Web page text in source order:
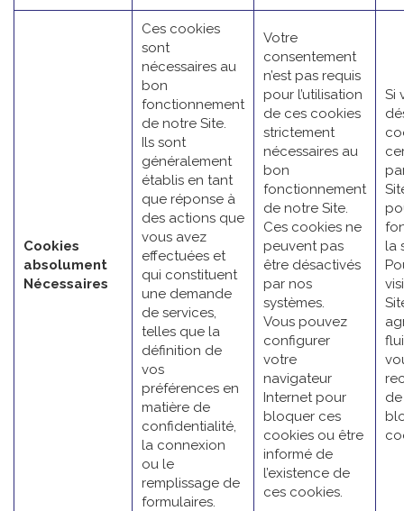
Cookies
absolument
Nécessaires
Ces cookies
sont
nécessaires au
bon
fonctionnement
de notre Site.
Ils sont
généralement
établis en tant
que réponse à
des actions que
vous avez
effectuées et
qui constituent
une demande
de services,
telles que la
définition de
vos
préférences en
matière de
confidentialité,
la connexion
ou le
remplissage de
formulaires.
Votre
consentement
n’est pas requis
pour l’utilisation
de ces cookies
strictement
nécessaires au
bon
fonctionnement
de notre Site.
Ces cookies ne
peuvent pas
être désactivés
par nos
systèmes.
Vous pouvez
configurer
votre
navigateur
Internet pour
bloquer ces
cookies ou être
informé de
l’existence de
ces cookies.
Si
la